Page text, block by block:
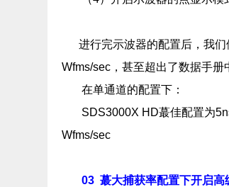
进行完示波器的配置后，我们
Wfms/sec，甚至超出了数据手
在单通道的配置下：
SDS3000X HD蕞佳配置为
Wfms/sec
03蕞大捕获率配置下开启